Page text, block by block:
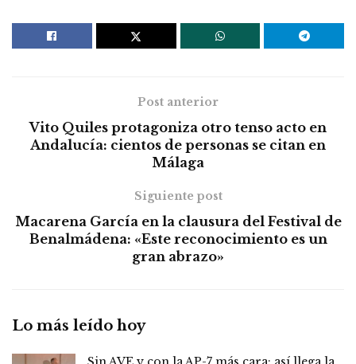
Post anterior
Vito Quiles protagoniza otro tenso acto en
Andalucía: cientos de personas se citan en
Málaga
Siguiente post
Macarena García en la clausura del Festival de
Benalmádena: «Este reconocimiento es un
gran abrazo»
Lo más leído hoy